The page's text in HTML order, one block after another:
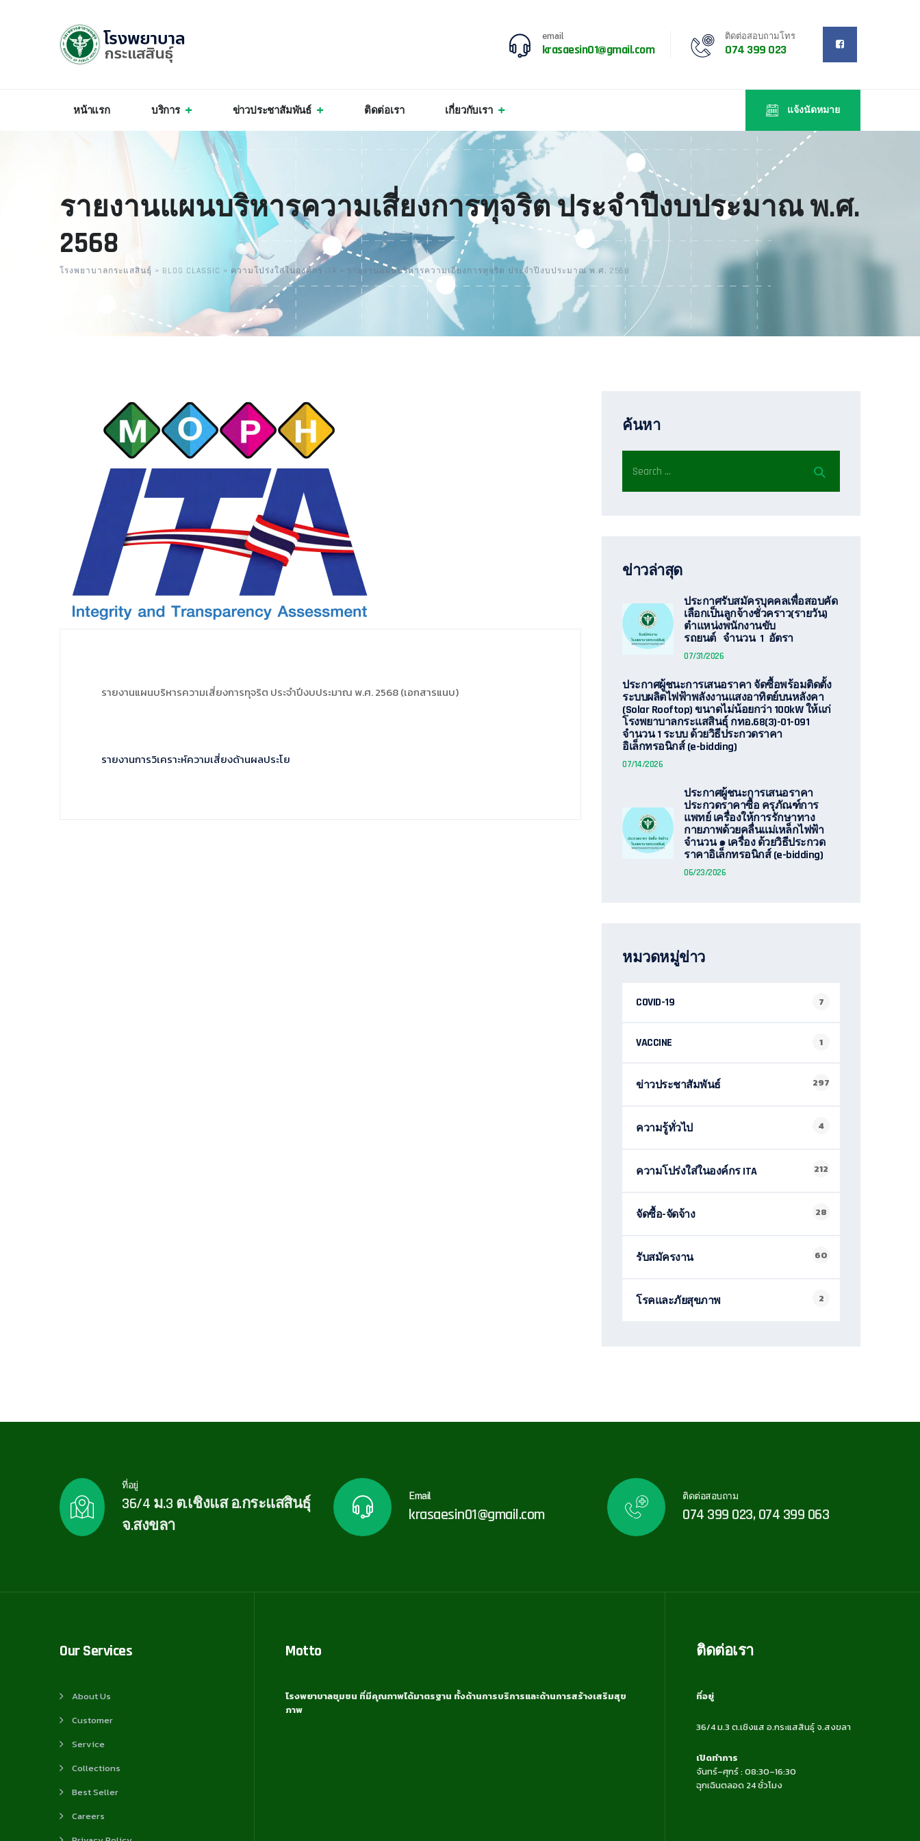
email
krasaesin01@gmail.com
ติดต่อสอบถามโทร
074 399 023
หน้าแรก บริการ ข่าวประชาสัมพันธ์ ติดต่อเรา เกี่ยวกับเรา แจ้งนัดหมาย
รายงานแผนบริหารความเสี่ยงการทุจริต ประจำปีงบประมาณ พ.ศ.
2568
โรงพยาบาลกระแสสินธุ์ > BLOG CLASSIC > ความโปร่งใส่ในองค์กร ITA > รายงานแผนบริหารความเสี่ยงการทุจริต ประจำปีงบประมาณ พ.ศ. 2568
รายงานแผนบริหารความเสี่ยงการทุจริต ประจำปีงบประมาณ พ.ศ. 2568 (เอกสารแนบ)
รายงานการวิเคราะห์ความเสี่ยงด้านผลประโย
ค้นหา
ข่าวล่าสุด
ประกาศรับสมัครบุคคลเพื่อสอบคัด
เลือกเป็นลูกจ้างชั่วคราว(รายวัน)
ตำแหน่งพนักงานขับ
รถยนต์ จำนวน 1 อัตรา
07/31/2026
ประกาศผู้ชนะการเสนอราคา จัดซื้อพร้อมติดตั้ง
ระบบผลิตไฟฟ้าพลังงานแสงอาทิตย์บนหลังคา
(Solar Rooftop) ขนาดไม่น้อยกว่า 100kW ให้แก่
โรงพยาบาลกระแสสินธุ์ กทอ.68(3)-01-091
จำนวน 1 ระบบ ด้วยวิธีประกวดราคา
อิเล็กทรอนิกส์ (e-bidding)
07/14/2026
ประกาศผู้ชนะการเสนอราคา
ประกวดราคาซื้อ ครุภัณฑ์การ
แพทย์ เครื่องให้การรักษาทาง
กายภาพด้วยคลื่นแม่เหล็กไฟฟ้า
จำนวน ๑ เครื่อง ด้วยวิธีประกวด
ราคาอิเล็กทรอนิกส์ (e-bidding)
06/23/2026
หมวดหมู่ข่าว
COVID-19 7
VACCINE 1
ข่าวประชาสัมพันธ์ 297
ความรู้ทั่วไป 4
ความโปร่งใส่ในองค์กร ITA 212
จัดซื้อ-จัดจ้าง 28
รับสมัครงาน 60
โรคและภัยสุขภาพ 2
ที่อยู่
36/4 ม.3 ต.เชิงแส อ.กระแสสินธุ์
จ.สงขลา
Email
krasaesin01@gmail.com
ติดต่อสอบถาม
074 399 023, 074 399 063
Our Services
About Us
Customer
Service
Collections
Best Seller
Careers
Motto
โรงพยาบาลชุมชน ที่มีคุณภาพได้มาตรฐาน ทั้งด้านการบริการและด้านการสร้างเสริมสุข
ภาพ
ติดต่อเรา
ที่อยู่
36/4 ม.3 ต.เชิงแส อ.กระแสสินธุ์ จ.สงขลา
เปิดทำการ
จันทร์–ศุกร์ : 08:30–16:30
ฉุกเฉินตลอด 24 ชั่วโมง